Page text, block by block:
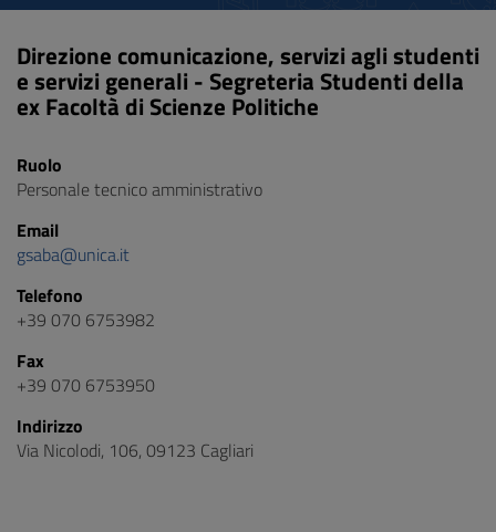
sito
al
Footer
Direzione comunicazione, servizi agli studenti
e servizi generali - Segreteria Studenti della
ex Facoltà di Scienze Politiche
Ruolo
Personale tecnico amministrativo
Email
gsaba@unica.it
Telefono
+39 070 6753982
Fax
+39 070 6753950
Indirizzo
Via Nicolodi, 106, 09123 Cagliari